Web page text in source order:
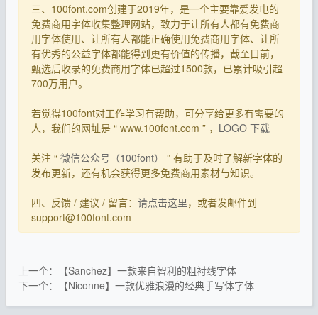
三、100font.com创建于2019年，是一个主要靠爱发电的
免费商用字体收集整理网站，致力于让所有人都有免费商
用字体使用、让所有人都能正确使用免费商用字体、让所
有优秀的公益字体都能得到更有价值的传播，截至目前，
甄选后收录的免费商用字体已超过1500款，已累计吸引超
700万用户。
若觉得100font对工作学习有帮助，可分享给更多有需要的
人，我们的网址是 “ www.100font.com ” ， LOGO 下载
关注 “ 微信公众号（100font）
” 有助于及时了解新字体的
发布更新，还有机会获得更多免费商用素材与知识。
四、反馈 / 建议 / 留言： 请点击这里，或者发邮件到
support@100font.com
上一个：【Sanchez】一款来自智利的粗衬线字体
下一个：【Niconne】一款优雅浪漫的经典手写体字体